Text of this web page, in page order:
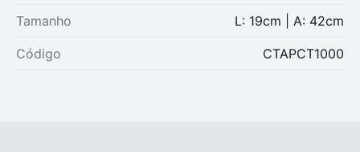
Tamanho L: 19cm | A: 42cm
Código CTAPCT1000